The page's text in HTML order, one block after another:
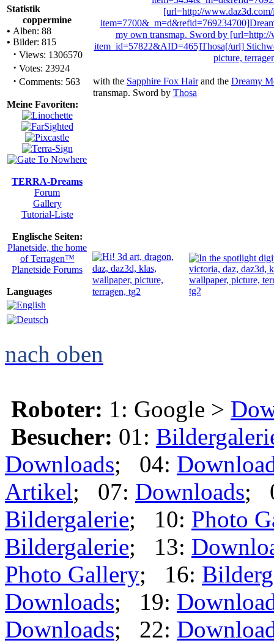
Statistik
coppermine
• Alben: 88
• Bilder: 815
· Views: 1306570
· Votes: 23924
· Comments: 563
Meine Favoriten:
TERRA-Dreams
Forum
Gallery
Tutorial-Liste
Englische Seiten:
Planetside, the home
of Terragen™
Planetside Forums
Languages
with the Sapphire Fox Hairand the Dreamy
transmap. Sword by Thosa
nach oben
Roboter: 1: Google >
Besucher: 01:
Downloads; 04:
Artikel; 07: Downloads;
Bildergalerie; 10: Photo
Bildergalerie; 13:
Photo Gallery; 16:
Downloads; 19:
Downloads; 22: